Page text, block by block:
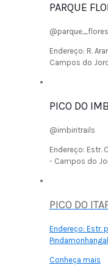
PARQUE
Endereço: R.
Campos do
PICO DO
@imbiritrails
Endereço: Estr.
- Campos do
PICO DO
Endereço: Estr.
Conheça mais